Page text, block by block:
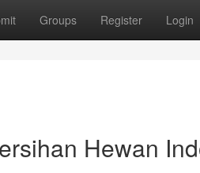
Groups Register Login
Hewan